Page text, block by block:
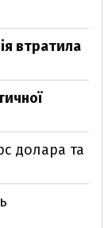
втратила
долара та